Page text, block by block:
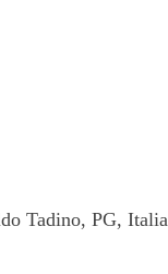
Tadino, PG, Italia